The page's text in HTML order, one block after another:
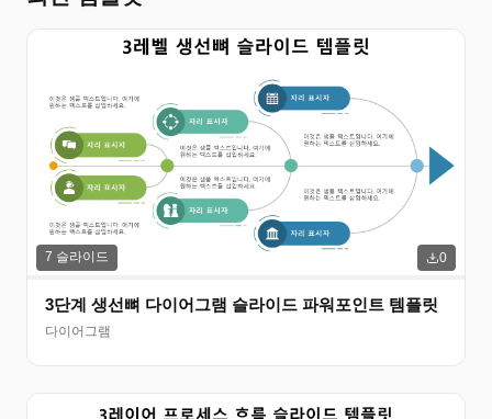
7 슬라이드 0
3단계 생선뼈 다이어그램 슬라이드 파워포인트 템플릿
다이어그램